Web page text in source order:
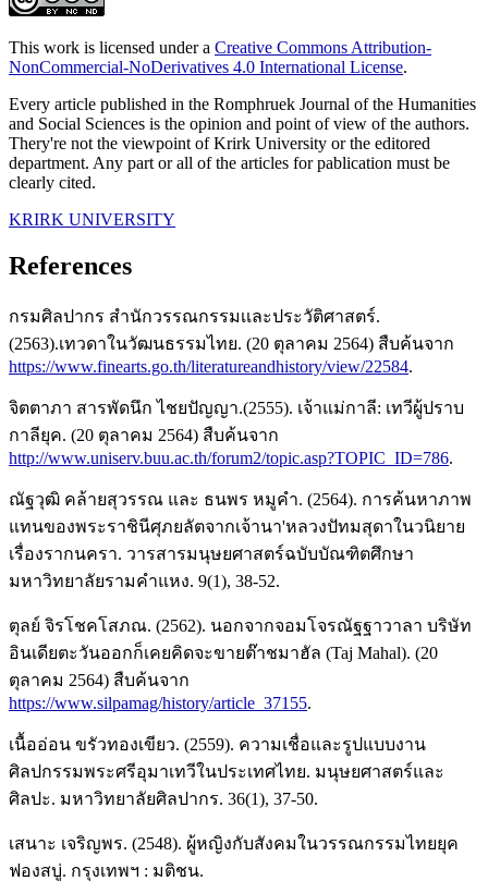
This work is licensed under a Creative Commons Attribution-
NonCommercial-NoDerivatives 4.0 International License.
Every article published in the Romphruek Journal of the Humanities
and Social Sciences is the opinion and point of view of the authors.
Thery're not the viewpoint of Krirk University or the editored
department. Any part or all of the articles for pablication must be
clearly cited.
KRIRK UNIVERSITY
References
กรมศิลปากร สำนักวรรณกรรมเเละประวัติศาสตร์.
(2563).เทวดาในวัฒนธรรมไทย. (20 ตุลาคม 2564) สืบค้นจาก
https://www.finearts.go.th/literatureandhistory/view/22584.
จิตตาภา สารพัดนึก ไชยปัญญา.(2555). เจ้าแม่กาลี: เทวีผู้ปราบ
กาลียุค. (20 ตุลาคม 2564) สืบค้นจาก
http://www.uniserv.buu.ac.th/forum2/topic.asp?TOPIC_ID=786.
ณัฐวุฒิ คล้ายสุวรรณ และ ธนพร หมูคำ. (2564). การค้นหาภาพ
แทนของพระราชินีศุภยลัตจากเจ้านา'หลวงปัทมสุดาในวนิยาย
เรื่องรากนครา. วารสารมนุษยศาสตร์ฉบับบัณฑิตศึกษา
มหาวิทยาลัยรามคำแหง. 9(1), 38-52.
ตุลย์ จิรโชคโสภณ. (2562). นอกจากจอมโจรณัฐฐาวาลา บริษัท
อินเดียตะวันออกก็เคยคิดจะขายต๊าชมาฮัล (Taj Mahal). (20
ตุลาคม 2564) สืบค้นจาก
https://www.silpamag/history/article_37155.
เนื้ออ่อน ขรัวทองเขียว. (2559). ความเชื่อและรูปแบบงาน
ศิลปกรรมพระศรีอุมาเทวีในประเทศไทย. มนุษยศาสตร์และ
ศิลปะ. มหาวิทยาลัยศิลปากร. 36(1), 37-50.
เสนาะ เจริญพร. (2548). ผู้หญิงกับสังคมในวรรณกรรมไทยยุค
ฟองสบู่. กรุงเทพฯ : มติชน.